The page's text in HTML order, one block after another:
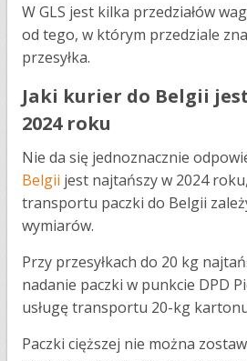
W GLS jest kilka przedziałów
od tego, w którym przedziale
przesyłka.
Jaki kurier do Belgii
2024 roku
Nie da się jednoznacznie
Belgii jest najtańszy w 2024
transportu paczki do Belgii
wymiarów.
Przy przesyłkach do 20 kg
nadanie paczki w punkcie DPD
usługę transportu 20-kg kartonu
Paczki cięższej nie można